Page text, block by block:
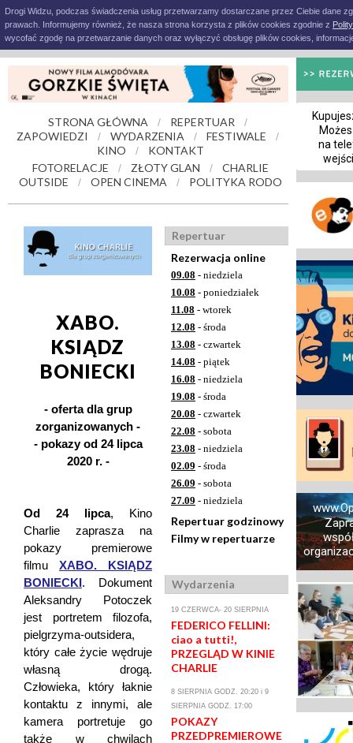
Drogi Widzu, podczas świadczenia usług przetwarzamy dostarczane przez Ciebie dane
prawach. Informujemy również, że nasza strona korzysta z plików cookies zgodnie z
wycofać zgodę na przetwarzanie danych oraz wyłączyć obsługę plików cookies,
STRONA GŁÓWNA / REPERTUAR /
ZAPOWIEDZI / WYDARZENIA / FESTIWALE /
KINO /
KONTAKT
FOTORELACJE
/ ZŁOTY GLAN /
CHARLIE
OUTSIDE
/ OPEN CINEMA / POLITYKA RODO
XABO.
KSIĄDZ
BONIECKI
- oferta dla grup
zorganizowanych -
- pokazy od 24 lipca
2020 r. -
Od 24 lipca, Kino
Charlie zaprasza na
pokazy premierowe
filmu XABO. KSIĄDZ
BONIECKI . Dokument
Aleksandry Potoczek
jest portretem filozofa,
pielgrzyma-outsidera,
który całe życie wędruje
własną drogą.
Człowieka, który łaknie
kontaktu z innymi, ale
kamera portretuje go
także w chwilach
Repertuar
Rezerwacja online
09.08 - niedziela
10.08 - poniedziałek
11.08 - wtorek
12.08 - środa
13.08 - czwartek
14.08 - piątek
16.08 - niedziela
19.08 - środa
20.08 - czwartek
22.08 - sobota
23.08 - niedziela
02.09 - środa
26.09 - sobota
27.09 - niedziela
Repertuar godzinowy
Filmy w repertuarze
Wydarzenia
19 CZERWCA- 20 SIERPNIA
FEDERICO FELLINI:
ciao a tutti!,
PRZEGLĄD W KINIE
CHARLIE
8 SIERPNIA GODZ. 20:20 i 9
SIERPNIA GODZ. 17:00
POKAZY
PRZEDPREMIEROWE
na